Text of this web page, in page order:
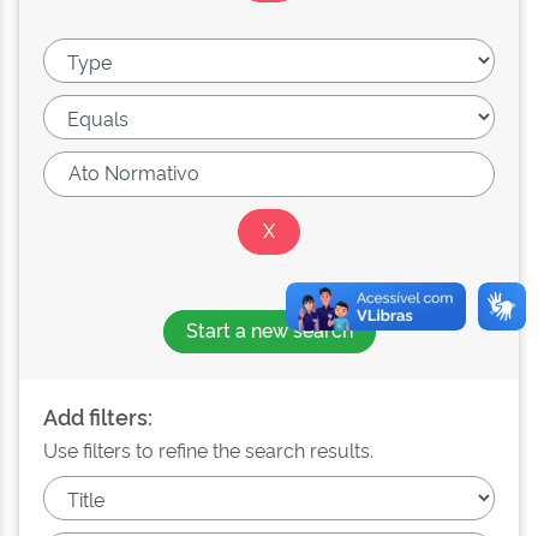
Start a new search
Add filters:
Use filters to refine the search results.